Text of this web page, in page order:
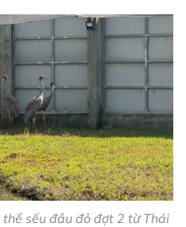
sếu đầu đỏ đợt 2 từ Thái